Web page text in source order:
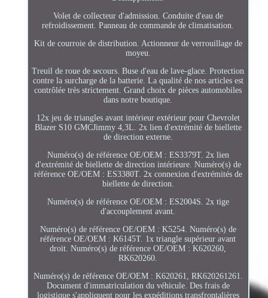
Volet de collecteur d'admission. Conduite d'eau de
refroidissement. Panneau de commande de climatisation.
Kit de courroie de distribution. Actionneur de verrouillage de
moyeu.
Treuil de roue de secours. Buse d'eau de lave-glace. Protection
contre la surcharge de la batterie. La qualité de nos articles est
contrôlée très strictement. Grand choix de pièces automobiles
dans notre boutique.
12x jeu de triangles avant intérieur extérieur pour Chevrolet
Blazer S10 GMCJimmy 4,3L. 2x lien d'extrémité de biellette
de direction externe.
Numéro(s) de référence OE/OEM : ES3379T. 2x lien
d'extrémité de biellette de direction intérieure. Numéro(s) de
référence OE/OEM : ES3380T. 2x connexion d'extrémités de
biellette de direction.
Numéro(s) de référence OE/OEM : ES2004S. 2x tige
d'accouplement avant.
Numéro(s) de référence OE/OEM : K5254. Numéro(s) de
référence OE/OEM : K6145T. 1x triangle supérieur avant
droit. Numéro(s) de référence OE/OEM : K620260,
RK620260.
Numéro(s) de référence OE/OEM : K620261, RK620261261.
Document d'immatriculation du véhicule. Des frais de
logistique s'appliquent pour les expéditions transfrontalières